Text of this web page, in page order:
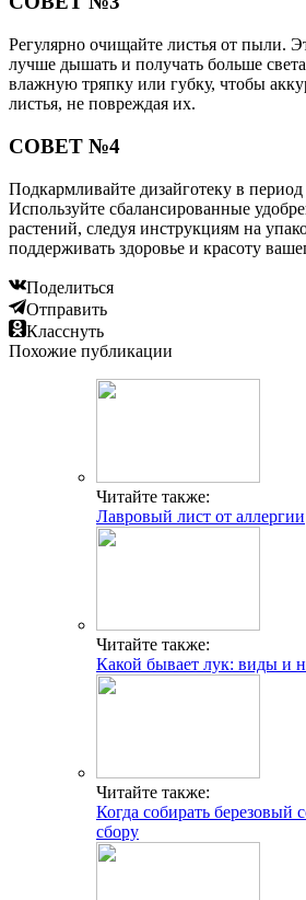
Регулярно очищайте листья от пыли.
лучше дышать и получать больше
влажную тряпку или губку, чтобы
листья, не повреждая их.
СОВЕТ №4
Подкармливайте дизайготеку в период
Используйте сбалансированные
растений, следуя инструкциям на
поддерживать здоровье и красоту
Поделиться
Отправить
Класснуть
Похожие публикации
Читайте также:
Лавровый лист от аллергии
Читайте также:
Какой бывает лук: виды и
Читайте также:
Когда собирать березовый
сбору